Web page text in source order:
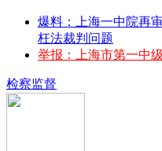
爆料：上海一中院再
枉法裁判问题
举报：上海市第一中
检察监督